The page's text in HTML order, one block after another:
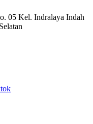
05 Kel. Indralaya Indah